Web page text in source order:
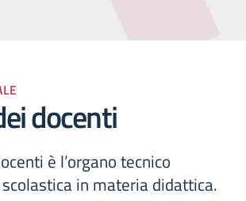
docenti
è l’organo tecnico
in materia didattica.